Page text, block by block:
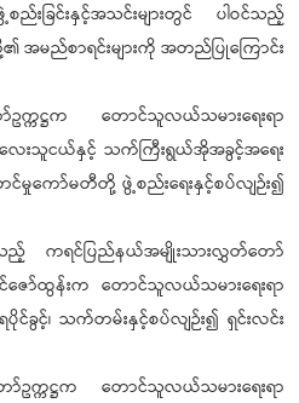
စည်းခြင်းနှင့်အသင်းများတွင် ပါဝင်သည့်
၏ အမည်စာရင်းများကို အတည်ပြုကြောင်း
ကဋ္ဌက တောင်သူလယ်သမားရေးရာ
ေးသူငယ်နှင့် သက်ကြီးရွယ်အိုအခွင့်အရေး
င်မှုကော်မတီတို့ ဖွဲ့စည်းရေးနှင့်စပ်လျဉ်း၍
ည့် ကရင်ပြည်နယ်အမျိုးသားလွှတ်တော်
ာ်ထွန်းက တောင်သူလယ်သမားရေးရာ
ခွင့်၊ သက်တမ်းနှင့်စပ်လျဉ်း၍ ရှင်းလင်း
ကဋ္ဌက တောင်သူလယ်သမားရေးရာ